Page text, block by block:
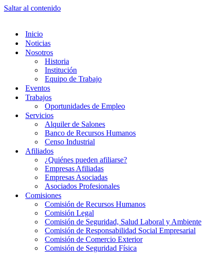
Saltar al contenido
Inicio
Noticias
Nosotros
Historia
Institución
Equipo de Trabajo
Eventos
Trabajos
Oportunidades de Empleo
Servicios
Alquiler de Salones
Banco de Recursos Humanos
Censo Industrial
Afiliados
¿Quiénes pueden afiliarse?
Empresas Afiliadas
Empresas Asociadas
Asociados Profesionales
Comisiones
Comisión de Recursos Humanos
Comisión Legal
Comisión de Seguridad, Salud Laboral y Ambiente
Comisión de Responsabilidad Social Empresarial
Comisión de Comercio Exterior
Comisión de Seguridad Física